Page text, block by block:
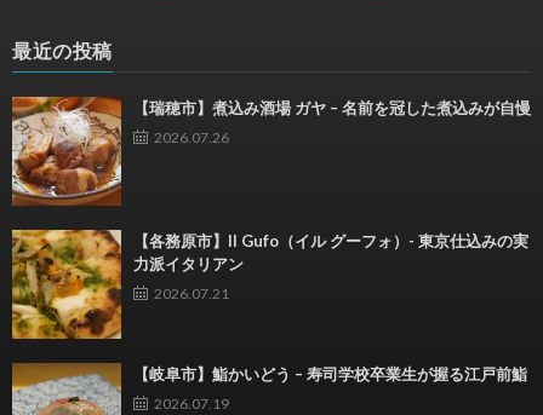
最近の投稿
【瑞穂市】煮込み酒場 ガヤ – 名前を冠した煮込みが自慢
2026.07.26
【各務原市】Il Gufo（イル グーフォ）- 東京仕込みの実
力派イタリアン
2026.07.21
【岐阜市】鮨かいどう – 寿司学校卒業生が握る江戸前鮨
2026.07.19